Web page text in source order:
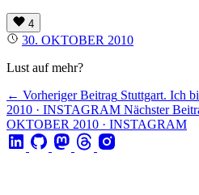
4
30. OKTOBER 2010
Lust auf mehr?
← Vorheriger Beitrag Stuttgart. Ich
2010 · INSTAGRAM Nächster
OKTOBER 2010 · INSTAGRAM